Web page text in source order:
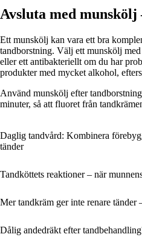
Avsluta med munskölj
Ett munskölj kan vara ett bra
tandborstning. Välj ett munskölj
eller ett antibakteriellt om du har
produkter med mycket alkohol,
Använd munskölj efter
minuter, så att fluoret från
Daglig tandvård: Kombinera
tänder
Tandköttets reaktioner – när
Mer tandkräm ger inte renare tänder
Dålig andedräkt efter